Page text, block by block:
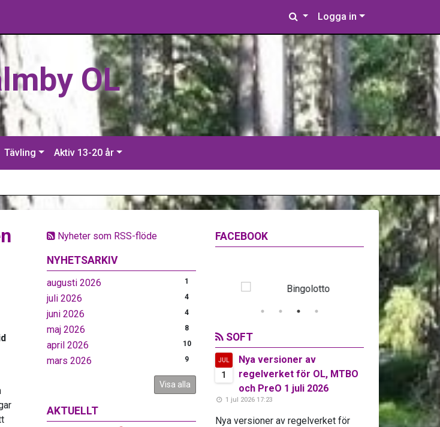
Logga in
OL
Tävling Aktiv 13-20 år
Nyheter som RSS-flöde
NYHETSARKIV
augusti 2026 1
juli 2026 4
juni 2026 4
maj 2026 8
april 2026 10
mars 2026 9
Visa alla
AKTUELLT
FACEBOOK
SOFT
JUL
1
Nya versioner av
regelverket för OL, MTBO
och PreO 1 juli 2026
1 jul 2026 17:23
Nya versioner av regelverket för